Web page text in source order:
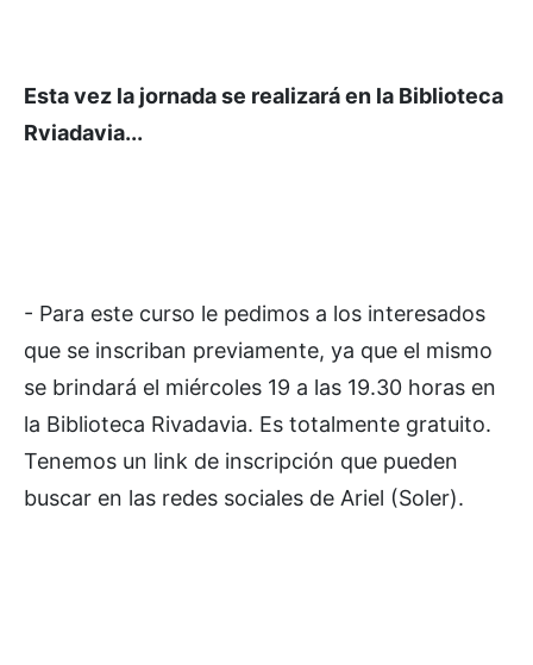
Esta vez la jornada se realizará en la Biblioteca
Rviadavia...
- Para este curso le pedimos a los interesados
que se inscriban previamente, ya que el mismo
se brindará el miércoles 19 a las 19.30 horas en
la Biblioteca Rivadavia. Es totalmente gratuito.
Tenemos un link de inscripción que pueden
buscar en las redes sociales de Ariel (Soler).